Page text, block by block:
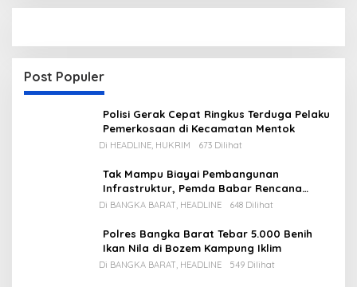
Post Populer
Polisi Gerak Cepat Ringkus Terduga Pelaku
Pemerkosaan di Kecamatan Mentok
Di HEADLINE, HUKRIM 673 Dilihat
Tak Mampu Biayai Pembangunan
Infrastruktur, Pemda Babar Rencana
Utang Rp65 M
Di BANGKA BARAT, HEADLINE 648 Dilihat
Polres Bangka Barat Tebar 5.000 Benih
Ikan Nila di Bozem Kampung Iklim
Di BANGKA BARAT, HEADLINE 549 Dilihat